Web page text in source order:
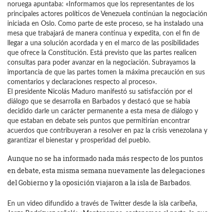
noruega apuntaba: «Informamos que los representantes de los
principales actores políticos de Venezuela continúan la negociación
iniciada en Oslo. Como parte de este proceso, se ha instalado una
mesa que trabajará de manera continua y expedita, con el fin de
llegar a una solución acordada y en el marco de las posibilidades
que ofrece la Constitución. Está previsto que las partes realicen
consultas para poder avanzar en la negociación. Subrayamos la
importancia de que las partes tomen la máxima precaución en sus
comentarios y declaraciones respecto al proceso».
El presidente Nicolás Maduro manifestó su satisfacción por el
diálogo que se desarrolla en Barbados y destacó que se había
decidido darle un carácter permanente a esta mesa de diálogo y
que estaban en debate seis puntos que permitirían encontrar
acuerdos que contribuyeran a resolver en paz la crisis venezolana y
garantizar el bienestar y prosperidad del pueblo.
Aunque no se ha informado nada más respecto de los puntos
en debate, esta misma semana nuevamente las delegaciones
del Gobierno y la oposición viajaron a la isla de Barbados.
En un video difundido a través de Twitter desde la isla caribeña,